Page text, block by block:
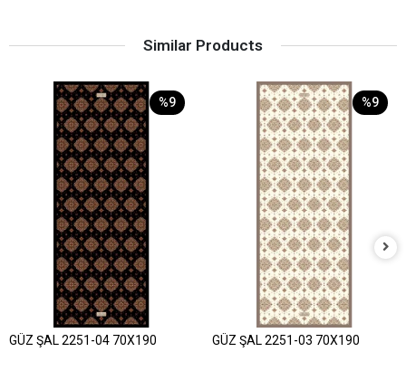
Similar Products
%9
GÜZ ŞAL 2251-04 70X190
%9
GÜZ ŞAL 2251-03 70X190